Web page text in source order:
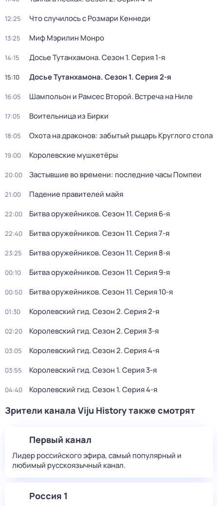
12:25 Что случилось с Розмари Кеннеди
13:25 Миф Мэрилин Монро
14:15 Досье Тутанхамона. Сезон 1. Серия 1-я
15:10 Досье Тутанхамона. Сезон 1. Серия 2-я
16:05 Шампольон и Рамсес Второй. Встреча на Ниле
17:05 Воительница из Бирки
18:05 Охота на драконов: забытый рыцарь Круглого стола
19:00 Королевские мушкетёры
20:00 Застывшие во времени: последние часы Помпеи
21:00 Падение правителей майя
22:00 Битва оружейников. Сезон 11. Серия 6-я
22:40 Битва оружейников. Сезон 11. Серия 7-я
23:25 Битва оружейников. Сезон 11. Серия 8-я
00:10 Битва оружейников. Сезон 11. Серия 9-я
00:50 Битва оружейников. Сезон 11. Серия 10-я
01:30 Королевский гид. Сезон 2. Серия 2-я
02:20 Королевский гид. Сезон 2. Серия 3-я
03:05 Королевский гид. Сезон 2. Серия 4-я
03:55 Королевский гид. Сезон 1. Серия 3-я
04:40 Королевский гид. Сезон 1. Серия 4-я
Зрители канала Viju History также смотрят
Первый канал
Лидер российского эфира, самый популярный и
любимый русскоязычный канал.
Россия 1